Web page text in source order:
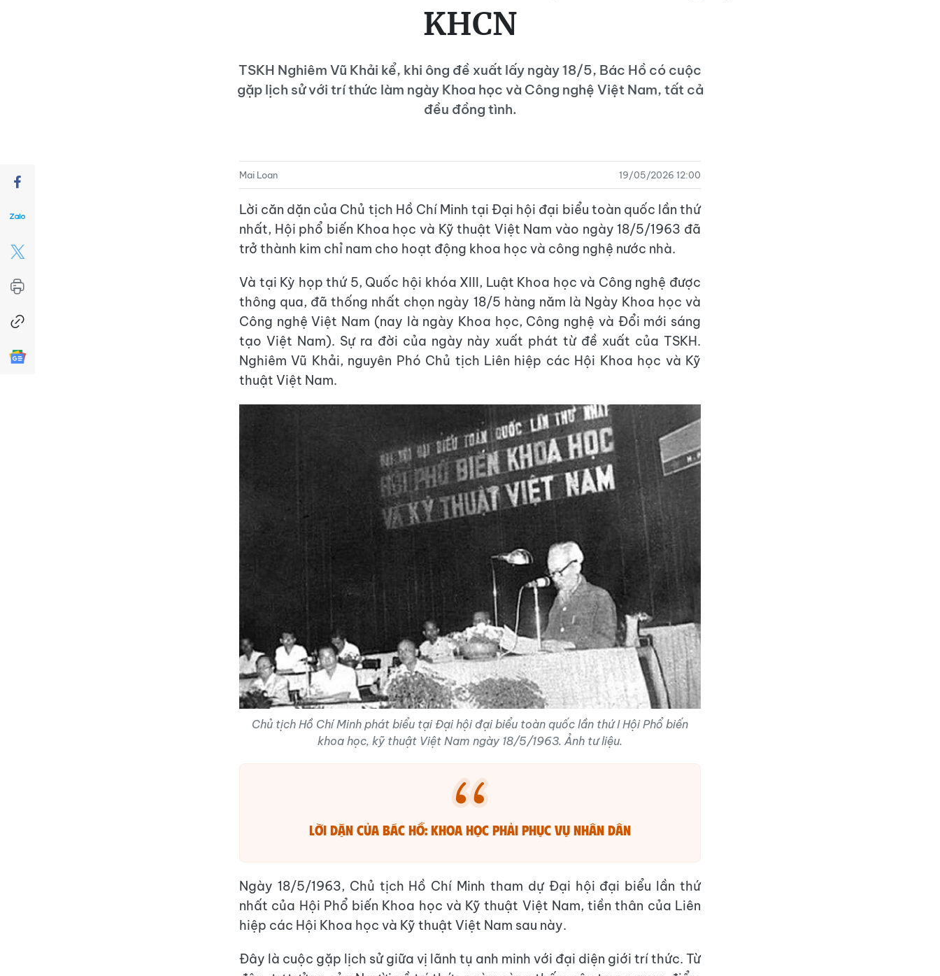
KHCN
TSKH Nghiêm Vũ Khải kể, khi ông đề xuất lấy ngày 18/5, Bác Hồ có cuộc
gặp lịch sử với trí thức làm ngày Khoa học và Công nghệ Việt Nam, tất cả
đều đồng tình.
Mai Loan 19/05/2026 12:00
Lời căn dặn của Chủ tịch Hồ Chí Minh tại Đại hội đại biểu toàn quốc lần thứ
nhất, Hội phổ biến Khoa học và Kỹ thuật Việt Nam vào ngày 18/5/1963 đã
trở thành kim chỉ nam cho hoạt động khoa học và công nghệ nước nhà.
Và tại Kỳ họp thứ 5, Quốc hội khóa XIII, Luật Khoa học và Công nghệ được
thông qua, đã thống nhất chọn ngày 18/5 hàng năm là Ngày Khoa học và
Công nghệ Việt Nam (nay là ngày Khoa học, Công nghệ và Đổi mới sáng
tạo Việt Nam). Sự ra đời của ngày này xuất phát từ đề xuất của TSKH.
Nghiêm Vũ Khải, nguyên Phó Chủ tịch Liên hiệp các Hội Khoa học và Kỹ
thuật Việt Nam.
Chủ tịch Hồ Chí Minh phát biểu tại Đại hội đại biểu toàn quốc lần thứ I Hội Phổ biến
khoa học, kỹ thuật Việt Nam ngày 18/5/1963. Ảnh tư liệu.
Lời dặn của Bác Hồ: Khoa học phải phục vụ nhân dân
Ngày 18/5/1963, Chủ tịch Hồ Chí Minh tham dự Đại hội đại biểu lần thứ
nhất của Hội Phổ biến Khoa học và Kỹ thuật Việt Nam, tiền thân của Liên
hiệp các Hội Khoa học và Kỹ thuật Việt Nam sau này.
Đây là cuộc gặp lịch sử giữa vị lãnh tụ anh minh với đại diện giới trí thức. Từ